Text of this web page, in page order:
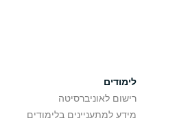
לימודים
רישום לאוניברסיטה
מידע למתעניינים בלימודים